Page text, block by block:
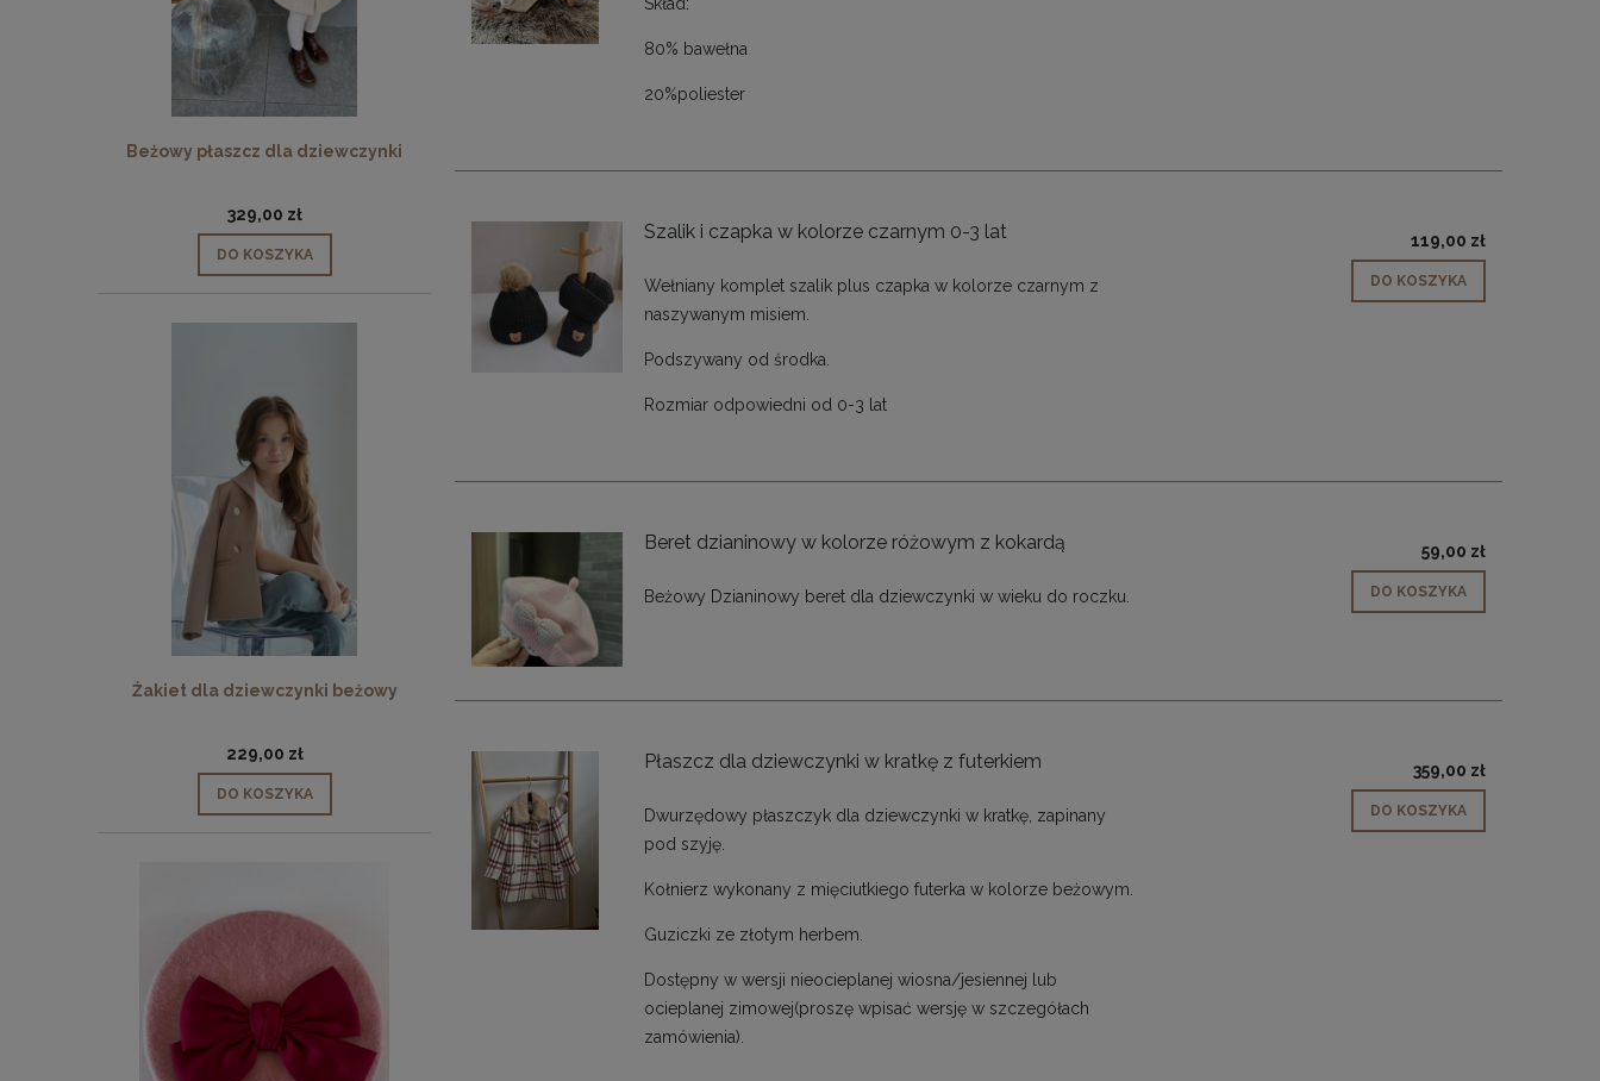
Beżowy płaszcz dla dziewczynki
329,00 zł
DO KOSZYKA
Żakiet dla dziewczynki beżowy
229,00 zł
DO KOSZYKA
80% bawełna
20%poliester
Szalik i czapka w kolorze czarnym 0-3 lat
Wełniany komplet szalik plus czapka w kolorze czarnym z
naszywanym misiem.
Podszywany od środka.
Rozmiar odpowiedni od 0-3 lat
119,00 zł
DO KOSZYKA
Beret dzianinowy w kolorze różowym z kokardą
Beżowy Dzianinowy beret dla dziewczynki w wieku do roczku.
59,00 zł
DO KOSZYKA
Płaszcz dla dziewczynki w kratkę z futerkiem
Dwurzędowy płaszczyk dla dziewczynki w kratkę, zapinany
pod szyję.
Kołnierz wykonany z mięciutkiego futerka w kolorze beżowym.
Guziczki ze złotym herbem.
Dostępny w wersji nieocieplanej wiosna/jesiennej lub
ocieplanej zimowej(proszę wpisać wersję w szczegółach
zamówienia).
359,00 zł
DO KOSZYKA